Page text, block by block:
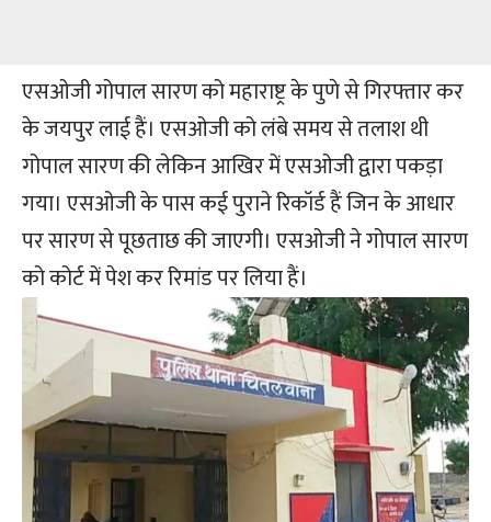
एसओजी गोपाल सारण को महाराष्ट्र के पुणे से गिरफ्तार कर
के जयपुर लाई हैं। एसओजी को लंबे समय से तलाश थी
गोपाल सारण की लेकिन आखिर में एसओजी द्वारा पकड़ा
गया। एसओजी के पास कई पुराने रिकॉर्ड हैं जिन के आधार
पर सारण से पूछताछ की जाएगी। एसओजी ने गोपाल सारण
को कोर्ट में पेश कर रिमांड पर लिया हैं।